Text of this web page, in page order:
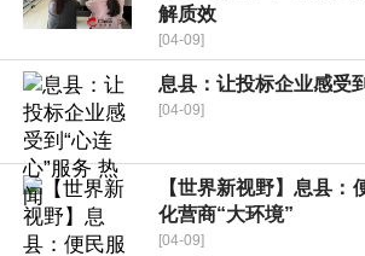
解质效
[04-09]
息县：让投标企业感受
[04-09]
【世界新视野】息县：
化营商“大环境”
[04-09]